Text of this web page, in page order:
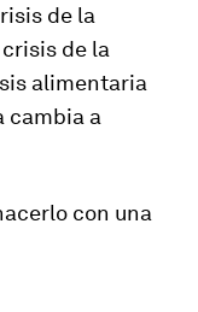
de la
de la
alimentaria
cambia a
con una